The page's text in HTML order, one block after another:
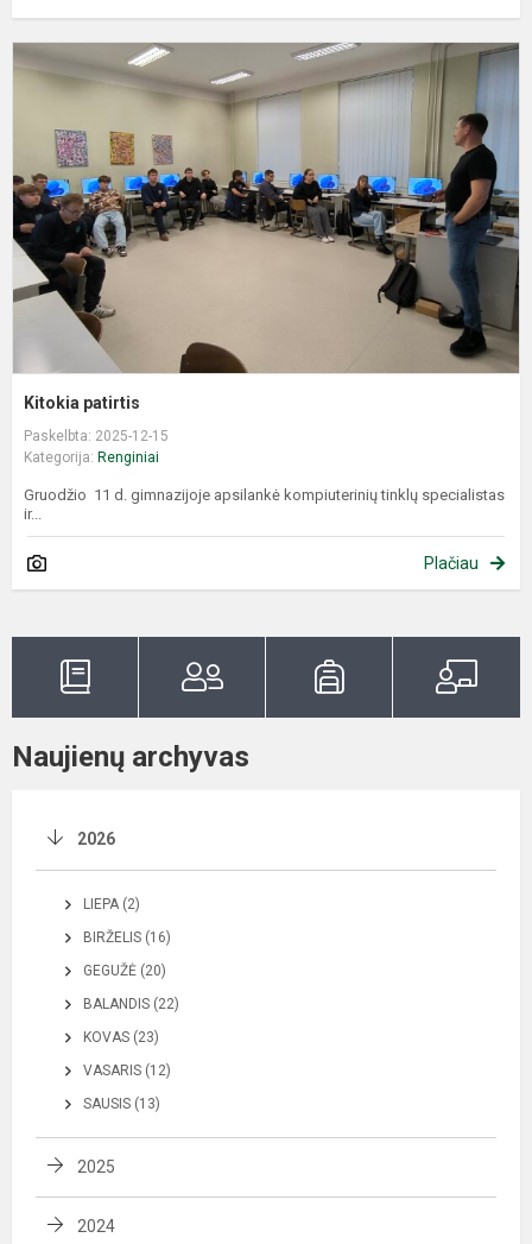
Kitokia patirtis
Paskelbta: 2025-12-15
Kategorija: Renginiai
Gruodžio 11 d. gimnazijoje apsilankė kompiuterinių tinklų specialistas
ir...
Plačiau
Naujienų archyvas
2026
LIEPA (2)
BIRŽELIS (16)
GEGUŽĖ (20)
BALANDIS (22)
KOVAS (23)
VASARIS (12)
SAUSIS (13)
2025
2024